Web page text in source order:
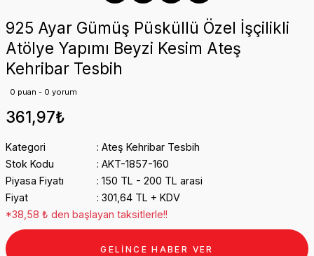
925 Ayar Gümüş Püsküllü Özel İşçilikli
Atölye Yapımı Beyzi Kesim Ateş
Kehribar Tesbih
0 puan - 0 yorum
361,97₺
Kategori
Ateş Kehribar Tesbih
Stok Kodu
AKT-1857-160
Piyasa Fiyatı
150 TL - 200 TL arasi
Fiyat
301,64 TL + KDV
*38,58 ₺ den başlayan taksitlerle!!
GELİNCE HABER VER